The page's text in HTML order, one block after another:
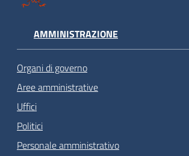
AMMINISTRAZIONE
Organi di governo
Aree amministrative
Uffici
Politici
Personale amministrativo